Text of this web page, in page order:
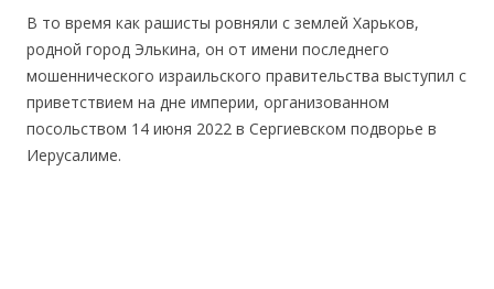
В то время как рашисты ровняли с землей Харьков,
родной город Элькина, он от имени последнего
мошеннического израильского правительства выступил с
приветствием на дне империи, организованном
посольством 14 июня 2022 в Сергиевском подворье в
Иерусалиме.